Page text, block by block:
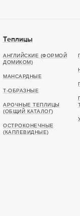
Теплицы
АНГЛИЙСКИЕ (ФОРМОЙ
ДОМИКОМ)
МАНСАРДНЫЕ
Т-ОБРАЗНЫЕ
АРОЧНЫЕ ТЕПЛИЦЫ
(ОБЩИЙ КАТАЛОГ)
ОСТРОКОНЕЧНЫЕ
(КАПЛЕВИДНЫЕ)